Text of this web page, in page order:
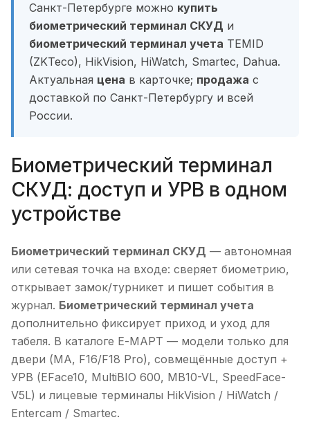
Санкт-Петербурге можно купить
биометрический терминал СКУД и
биометрический терминал учета TEMID
(ZKTeco), HikVision, HiWatch, Smartec, Dahua.
Актуальная цена в карточке; продажа с
доставкой по Санкт-Петербургу и всей
России.
Биометрический терминал
СКУД: доступ и УРВ в одном
устройстве
Биометрический терминал СКУД — автономная
или сетевая точка на входе: сверяет биометрию,
открывает замок/турникет и пишет события в
журнал. Биометрический терминал учета
дополнительно фиксирует приход и уход для
табеля. В каталоге Е-МАРТ — модели только для
двери (MA, F16/F18 Pro), совмещённые доступ +
УРВ (EFace10, MultiBIO 600, MB10-VL, SpeedFace-
V5L) и лицевые терминалы HikVision / HiWatch /
Entercam / Smartec.